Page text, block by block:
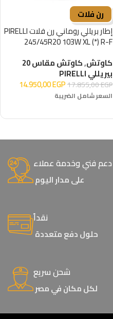
رن فلات
إطار بريللي روماني رن فلات PIRELLI
245/45R20 103W XL (*) R-F
كاوتش,كاوتش مقاس 20
بيريللي PIRELLI
17.855,00EGP
14.950,00EGP
السعر شامل الضريبة
دعم فني وخدمة عملاء
على مدار اليوم
نقداً
حلول دفع متعددة
شحن سريع
لكل مكان في مصر